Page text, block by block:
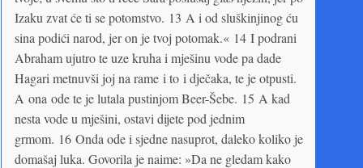
Izaku zvat će ti se potomstvo. 13 A i od sluškinjinog ću
sina podići narod, jer on je tvoj potomak.« 14 I podrani
Abraham ujutro te uze kruha i mješinu vode pa dade
Hagari metnuvši joj na rame i to i dječaka, te je otpusti.
A ona ode te je lutala pustinjom Beer-Šebe. 15 A kad
nesta vode u mješini, ostavi dijete pod jednim
grmom. 16 Onda ode i sjedne nasuprot, daleko koliko je
domašaj luka. Govorila je naime: »Da ne gledam kako